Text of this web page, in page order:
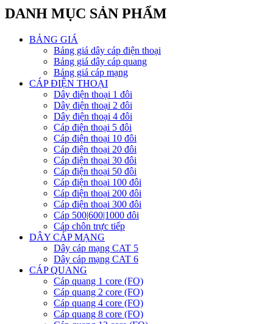
DANH MỤC SẢN PHẨM
BẢNG GIÁ
Bảng giá dây cáp điện thoại
Bảng giá dây cáp quang
Bảng giá cáp mạng
CÁP ĐIỆN THOẠI
Dây điện thoại 1 đôi
Dây điện thoại 2 đôi
Dây điện thoại 4 đôi
Cáp điện thoại 5 đôi
Cáp điện thoại 10 đôi
Cáp điện thoại 20 đôi
Cáp điện thoại 30 đôi
Cáp điện thoại 50 đôi
Cáp điện thoại 100 đôi
Cáp điện thoại 200 đôi
Cáp điện thoại 300 đôi
Cáp 500|600|1000 đôi
Cáp chôn trực tiếp
DÂY CÁP MẠNG
Dây cáp mạng CAT 5
Dây cáp mạng CAT 6
CÁP QUANG
Cáp quang 1 core (FO)
Cáp quang 2 core (FO)
Cáp quang 4 core (FO)
Cáp quang 8 core (FO)